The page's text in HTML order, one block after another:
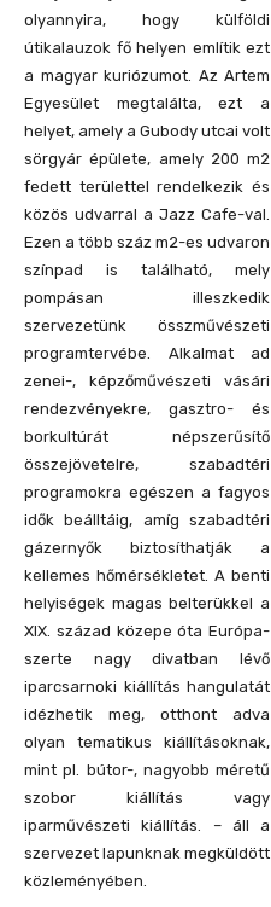
olyannyira, hogy külföldi
útikalauzok fő helyen említik ezt
a magyar kuriózumot. Az Artem
Egyesület megtalálta, ezt a
helyet, amely a Gubody utcai volt
sörgyár épülete, amely 200 m2
fedett területtel rendelkezik és
közös udvarral a Jazz Cafe-val.
Ezen a több száz m2-es udvaron
színpad is található, mely
pompásan illeszkedik
szervezetünk összművészeti
programtervébe. Alkalmat ad
zenei-, képzőművészeti vásári
rendezvényekre, gasztro- és
borkultúrát népszerűsítő
összejövetelre, szabadtéri
programokra egészen a fagyos
idők beálltáig, amíg szabadtéri
gázernyők biztosíthatják a
kellemes hőmérsékletet. A benti
helyiségek magas belterükkel a
XIX. század közepe óta Európa-
szerte nagy divatban lévő
iparcsarnoki kiállítás hangulatát
idézhetik meg, otthont adva
olyan tematikus kiállításoknak,
mint pl. bútor-, nagyobb méretű
szobor kiállítás vagy
iparművészeti kiállítás. – áll a
szervezet lapunknak megküldött
közleményében.